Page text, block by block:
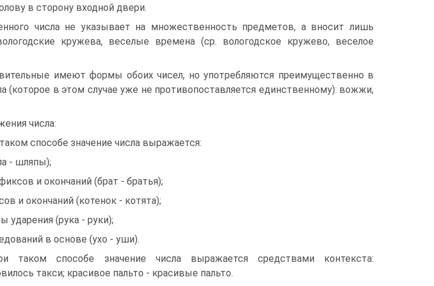
в сторону входной двери.
числа не указывает на множественность предметов, а вносит лишь
кружева, веселые времена (ср. вологодское кружево, веселое
имеют формы обоих чисел, но употребляются преимущественно в
(которое в этом случае уже не противопоставляется единственному): вожжи,
числа:
способе значение числа выражается:
- шляпы);
и окончаний (брат - братья);
и окончаний (котенок - котята);
ударения (рука - руки);
в основе (ухо - уши).
таком способе значение числа выражается средствами контекста:
такси; красивое пальто - красивые пальто.